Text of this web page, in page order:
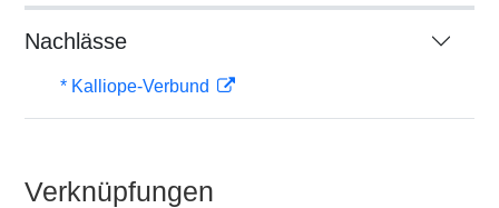
Nachlässe
* Kalliope-Verbund
Verknüpfungen